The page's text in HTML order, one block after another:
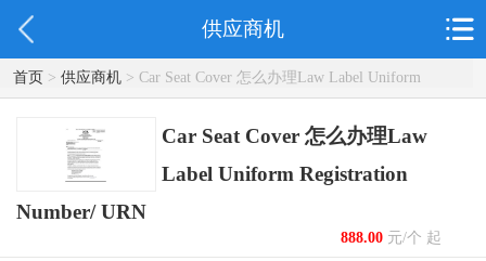
供应商机
首页> 供应商机> Car Seat Cover 怎么办理Law Label Uniform
Registration Number/ URN
Car Seat Cover 怎么办理Law
Label Uniform Registration
Number/ URN
888.00元/个 起